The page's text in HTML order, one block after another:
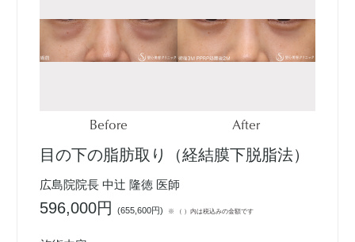
Before After
目の下の脂肪取り（経結膜下脱脂法）
広島院院長 中辻 隆徳 医師
596,000円(655,600円) ※ （ ）内は税込みの金額です